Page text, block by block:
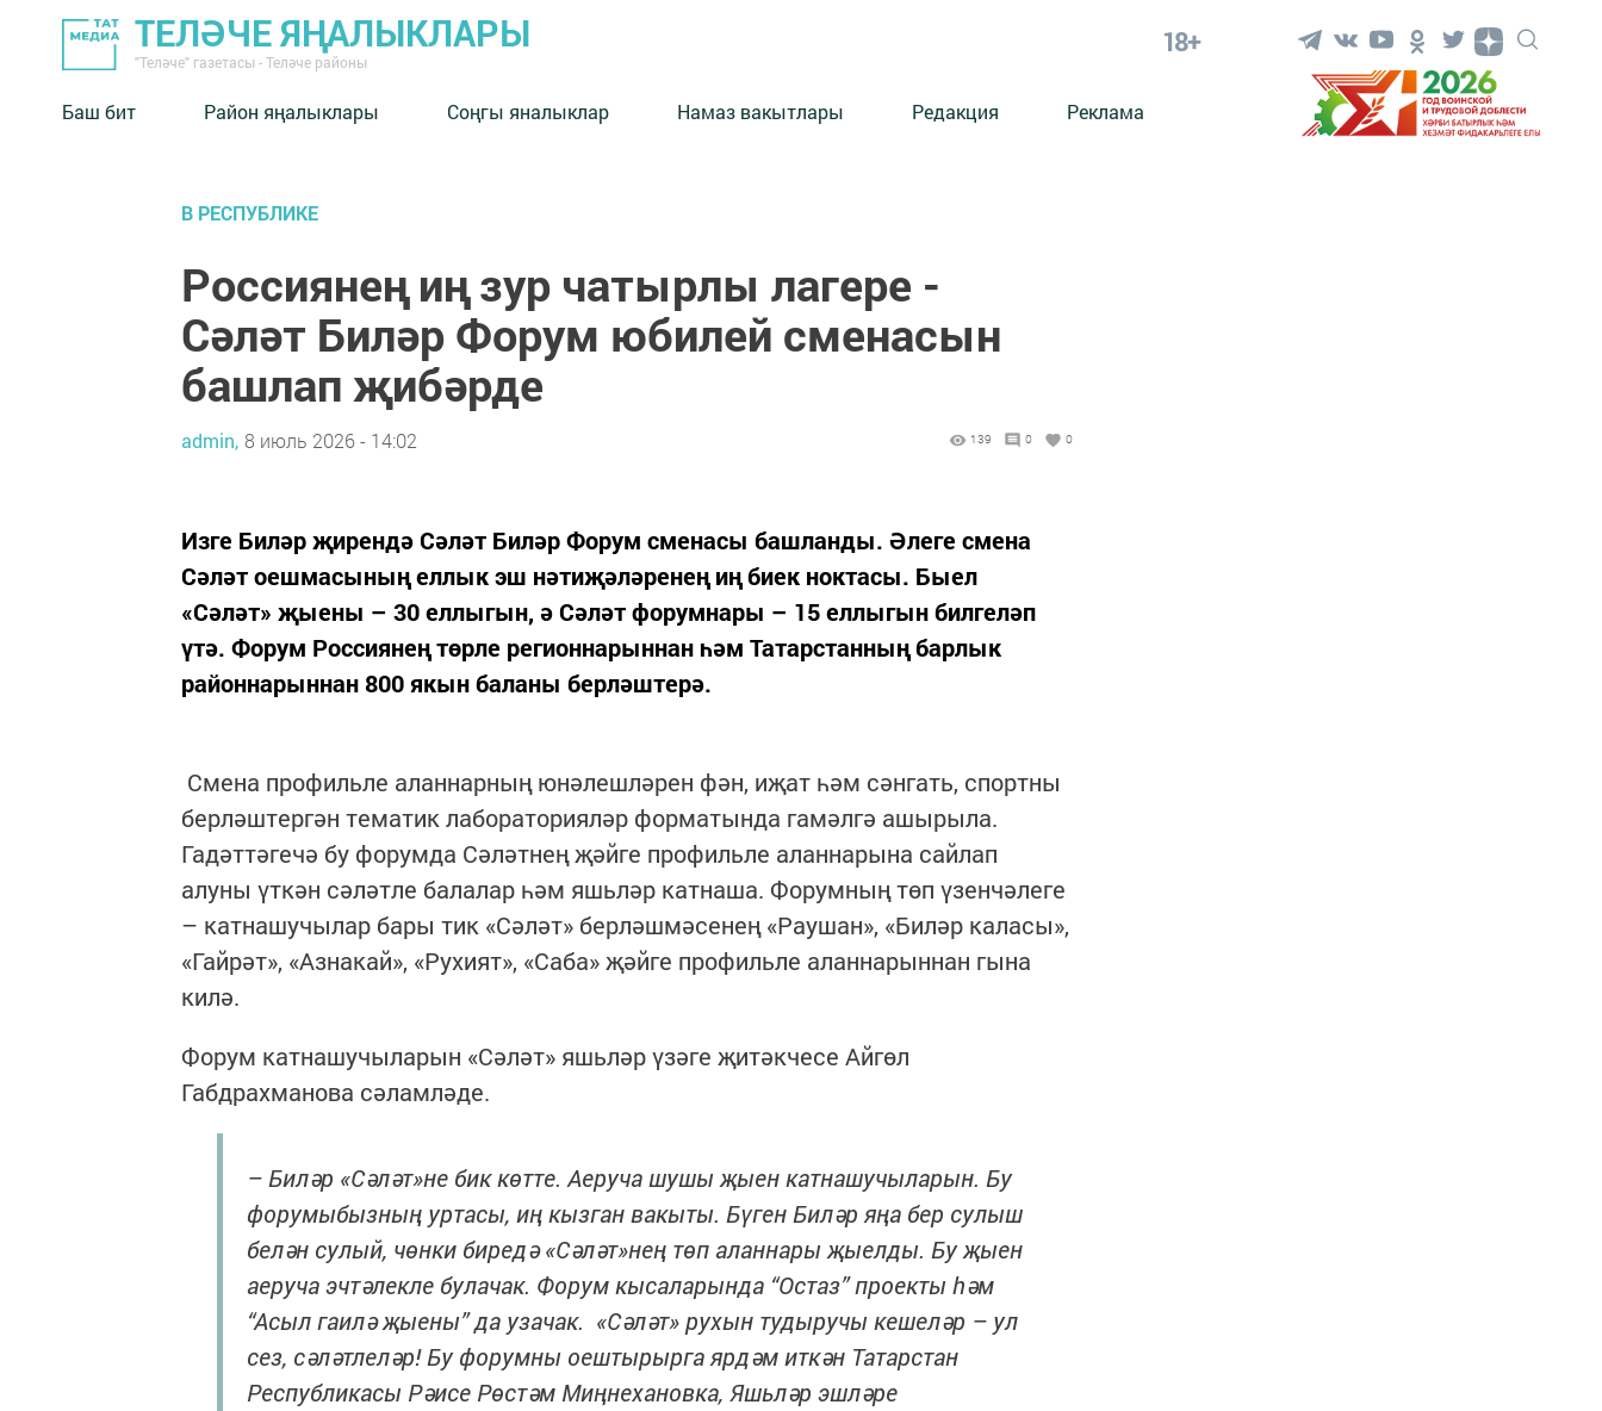
ТЕЛӘЧЕ ЯҢАЛЫКЛАРЫ
"Теләче" газетасы - Теләче районы
18+
Баш бит Район яңалыклары Соңгы яналыклар Намаз вакытлары Редакция Реклама
В РЕСПУБЛИКЕ
Россиянең иң зур чатырлы лагере -
Сәләт Биләр Форум юбилей сменасын
башлап җибәрде
admin, 8 июль 2026 - 14:02 139 0 0
Изге Биләр җирендә Сәләт Биләр Форум сменасы башланды. Әлеге смена
Сәләт оешмасының еллык эш нәтиҗәләренең иң биек ноктасы. Быел
«Сәләт» җыены – 30 еллыгын, ә Сәләт форумнары – 15 еллыгын билгеләп
үтә. Форум Россиянең төрле регионнарыннан һәм Татарстанның барлык
районнарыннан 800 якын баланы берләштерә.
Смена профильле аланнарның юнәлешләрен фән, иҗат һәм сәнгать, спортны
берләштергән тематик лабораторияләр форматында гамәлгә ашырыла.
Гадәттәгечә бу форумда Сәләтнең җәйге профильле аланнарына сайлап
алуны үткән сәләтле балалар һәм яшьләр катнаша. Форумның төп үзенчәлеге
– катнашучылар бары тик «Сәләт» берләшмәсенең «Раушан», «Биләр каласы»,
«Гайрәт», «Азнакай», «Рухият», «Саба» җәйге профильле аланнарыннан гына
килә.
Форум катнашучыларын «Сәләт» яшьләр үзәге җитәкчесе Айгөл
Габдрахманова сәламләде.
– Биләр «Сәләт»не бик көтте. Аеруча шушы җыен катнашучыларын. Бу
форумыбызның уртасы, иң кызган вакыты. Бүген Биләр яңа бер сулыш
белән сулый, чөнки биредә «Сәләт»нең төп аланнары җыелды. Бу җыен
аеруча эчтәлекле булачак. Форум кысаларында “Остаз” проекты һәм
“Асыл гаилә җыены” да узачак. «Сәләт» рухын тудыручы кешеләр – ул
сез, сәләтлеләр! Бу форумны оештырырга ярдәм иткән Татарстан
Республикасы Рәисе Рөстәм Миңнехановка, Яшьләр эшләре